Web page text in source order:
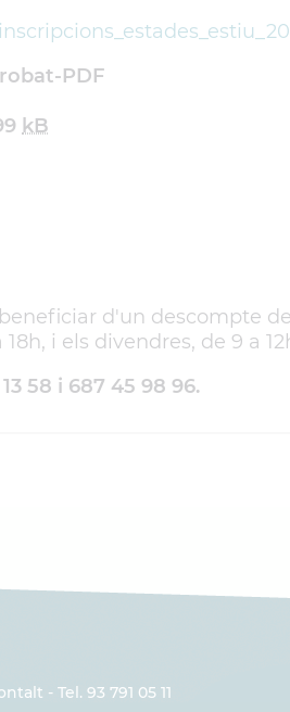
PDF
kB
d'un descompte
i els divendres, de 9 a
58 i 687 45 98 96.
- Tel. 93 791 05 11